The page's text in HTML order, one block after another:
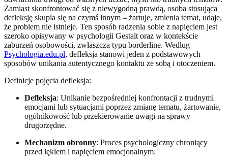
Zamiast skonfrontować się z niewygodną prawdą, osoba stosująca
defleksję skupia się na czymś innym – żartuje, zmienia temat, udaje,
że problem nie istnieje. Ten sposób radzenia sobie z napięciem jest
szeroko opisywany w psychologii Gestalt oraz w kontekście
zaburzeń osobowości, zwłaszcza typu borderline. Według
Psychologia.edu.pl, defleksja stanowi jeden z podstawowych
sposobów unikania autentycznego kontaktu ze sobą i otoczeniem.
Definicje pojęcia defleksja:
Defleksja: Unikanie bezpośredniej konfrontacji z trudnymi
emocjami lub sytuacjami poprzez zmianę tematu, żartowanie,
ogólnikowość lub przekierowanie uwagi na sprawy
drugorzędne.
Mechanizm obronny: Proces psychologiczny chroniący
przed lękiem i napięciem emocjonalnym.